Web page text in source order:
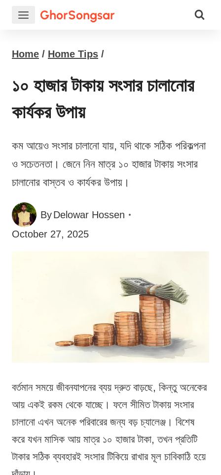
GhorSongsar
Home / Home Tips /
১০ হাজার টাকায় সংসার চালানোর
কার্যকর উপায়
কম আয়েও সংসার চালানো যায়, যদি থাকে সঠিক পরিকল্পনা
ও সচেতনতা। জেনে নিন মাত্র ১০ হাজার টাকায় সংসার
চালানোর বাস্তব ও কার্যকর উপায়।
ByDelowar Hossen
October 27, 2025
বর্তমান সময়ে জীবনযাপনের ব্যয় দ্রুত বাড়ছে, কিন্তু অনেকের
আয় একই রকম থেকে যাচ্ছে। ফলে সীমিত টাকায় সংসার
চালানো এখন অনেক পরিবারের জন্য বড় চ্যালেঞ্জ। বিশেষ
করে যখন মাসিক আয় মাত্র ১০ হাজার টাকা, তখন প্রতিটি
টাকার সঠিক ব্যবহারই সংসার টিকিয়ে রাখার মূল চাবিকাঠি হয়ে